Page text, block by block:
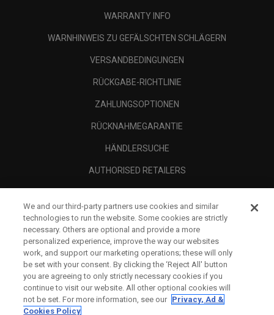
WARRANTY INFO
WARNHINWEIS ZU GEFÄLSCHTEN SCHLÄGERN
VERSANDBEDINGUNGEN
RÜCKGABE-RICHTLINIE
ZAHLUNGSOPTIONEN
RÜCKNAHMEGARANTIE
HÄNDLERSUCHE
AUTHORISED RETAILERS
UNTERNEHMENSPROFIL
RECHTLICHES-
We and our third-party partners use cookies and similar
technologies to run the website. Some cookies are strictly
necessary. Others are optional and provide a more
personalized experience, improve the way our websites
work, and support our marketing operations; these will only
be set with your consent. By clicking the ‘Reject All' button
you are agreeing to only strictly necessary cookies if you
continue to visit our website. All other optional cookies will
not be set. For more information, see our Privacy, Ad &
Cookies Policy